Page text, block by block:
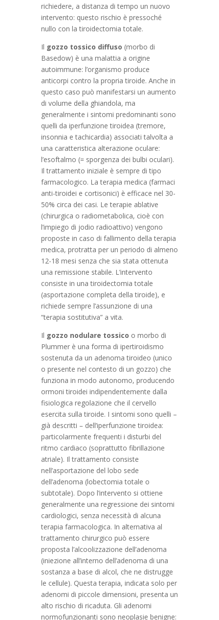
richiedere, a distanza di tempo un nuovo
intervento: questo rischio è pressoché
nullo con la tiroidectomia totale.
Il gozzo tossico diffuso (morbo di
Basedow) è una malattia a origine
autoimmune: l’organismo produce
anticorpi contro la propria tiroide. Anche in
questo caso può manifestarsi un aumento
di volume della ghiandola, ma
generalmente i sintomi predominanti sono
quelli da iperfunzione tiroidea (tremore,
insonnia e tachicardia) associati talvolta a
una caratteristica alterazione oculare:
l’esoftalmo (= sporgenza dei bulbi oculari).
Il trattamento iniziale è sempre di tipo
farmacologico. La terapia medica (farmaci
anti-tiroidei e cortisonici) è efficace nel 30-
50% circa dei casi. Le terapie ablative
(chirurgica o radiometabolica, cioè con
l’impiego di jodio radioattivo) vengono
proposte in caso di fallimento della terapia
medica, protratta per un periodo di almeno
12-18 mesi senza che sia stata ottenuta
una remissione stabile. L’intervento
consiste in una tiroidectomia totale
(asportazione completa della tiroide), e
richiede sempre l’assunzione di una
“terapia sostitutiva” a vita.
Il gozzo nodulare tossico o morbo di
Plummer è una forma di ipertiroidismo
sostenuta da un adenoma tiroideo (unico
o presente nel contesto di un gozzo) che
funziona in modo autonomo, producendo
ormoni tiroidei indipendentemente dalla
fisiologica regolazione che il cervello
esercita sulla tiroide. I sintomi sono quelli –
già descritti – dell’iperfunzione tiroidea:
particolarmente frequenti i disturbi del
ritmo cardiaco (soprattutto fibrillazione
atriale). Il trattamento consiste
nell’asportazione del lobo sede
dell’adenoma (lobectomia totale o
subtotale). Dopo l’intervento si ottiene
generalmente una regressione dei sintomi
cardiologici, senza necessità di alcuna
terapia farmacologica. In alternativa al
trattamento chirurgico può essere
proposta l’alcoolizzazione dell’adenoma
(iniezione all’interno dell’adenoma di una
sostanza a base di alcol, che ne distrugge
le cellule). Questa terapia, indicata solo per
adenomi di piccole dimensioni, presenta un
alto rischio di ricaduta. Gli adenomi
normofunzionanti sono neoplasie benigne: